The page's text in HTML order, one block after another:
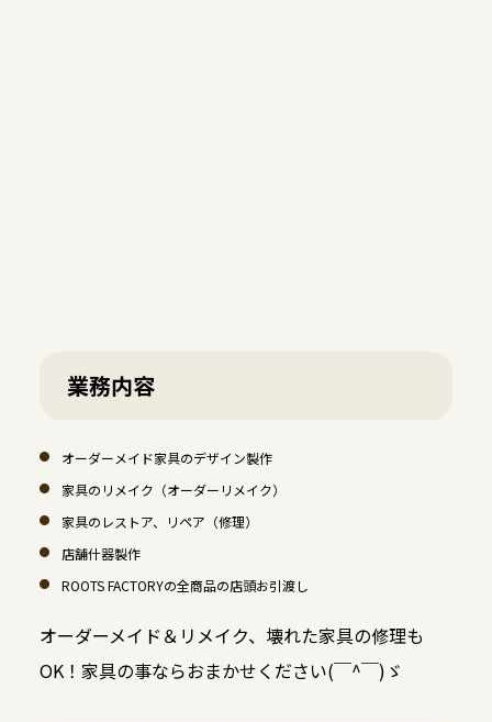
業務内容
オーダーメイド家具のデザイン製作
家具のリメイク（オーダーリメイク）
家具のレストア、リペア（修理）
店舗什器製作
ROOTS FACTORYの全商品の店頭お引渡し
オーダーメイド＆リメイク、壊れた家具の修理も
OK！家具の事ならおまかせください(￣^￣)ゞ